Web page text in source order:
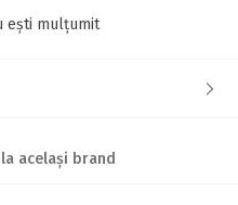
ești mulțumit
la același brand